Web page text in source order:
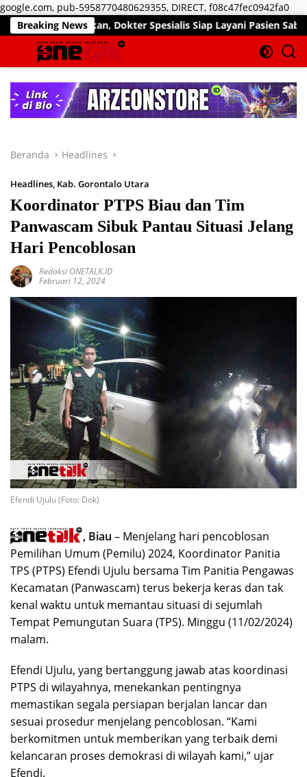
google.com, pub-5958770480629355, DIRECT, f08c47fec0942fa0
ke
Breaking News
Pekan, Dokter Spesialis Siap Layani Pasien Sabtu, 25 Juli 2026
Beranda Headlines
Headlines, Kab. Gorontalo Utara
Koordinator PTPS Biau dan Tim
Panwascam Sibuk Pantau Situasi Jelang
Hari Pencoblosan
Redaksi ONETALK.ID
Februari 12, 2024
Efendi Ujulu (Foto: Dok)
, Biau – Menjelang hari pencoblosan
Pemilihan Umum (Pemilu) 2024, Koordinator Panitia
TPS (PTPS) Efendi Ujulu bersama Tim Panitia Pengawas
Kecamatan (Panwascam) terus bekerja keras dan tak
kenal waktu untuk memantau situasi di sejumlah
Tempat Pemungutan Suara (TPS). Minggu (11/02/2024)
malam.
Efendi Ujulu, yang bertanggung jawab atas koordinasi
PTPS di wilayahnya, menekankan pentingnya
memastikan segala persiapan berjalan lancar dan
sesuai prosedur menjelang pencoblosan. “Kami
berkomitmen untuk memberikan yang terbaik demi
kelancaran proses demokrasi di wilayah kami,” ujar
Efendi.